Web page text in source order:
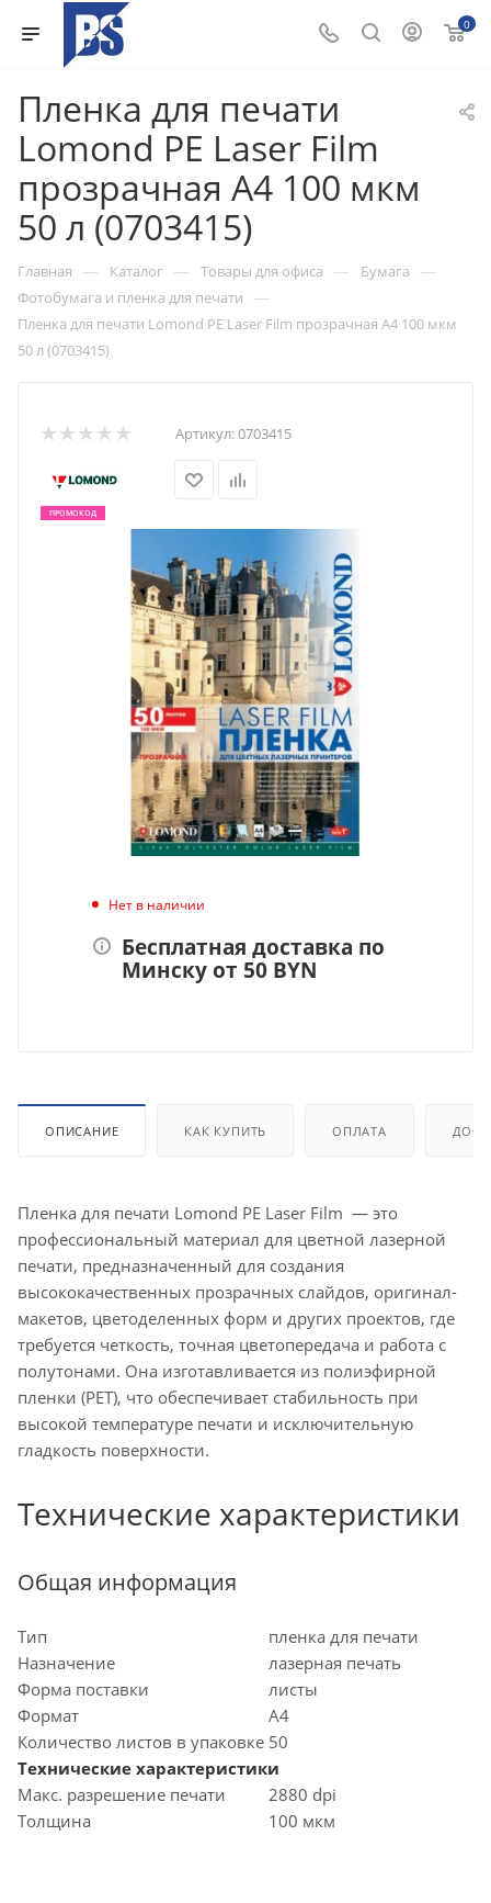
0
Пленка для печати
Lomond PE Laser Film
прозрачная А4 100 мкм
50 л (0703415)
Главная — Каталог — Товары для офиса — Бумага —
Фотобумага и пленка для печати —
Пленка для печати Lomond PE Laser Film прозрачная А4 100 мкм
50 л (0703415)
Артикул:0703415
ПРОМОКОД
Нет в наличии
Бесплатная доставка по
Минску от 50 BYN
ОПИСАНИЕ КАК КУПИТЬ ОПЛАТА
Пленка для печати Lomond PE Laser Film — это
профессиональный материал для цветной лазерной
печати, предназначенный для создания
высококачественных прозрачных слайдов, оригинал-
макетов, цветоделенных форм и других проектов, где
требуется четкость, точная цветопередача и работа с
полутонами. Она изготавливается из полиэфирной
пленки (PET), что обеспечивает стабильность при
высокой температуре печати и исключительную
гладкость поверхности.
Технические характеристики
Общая информация
Тип
пленка для печати
Назначение
лазерная печать
Форма поставки
листы
Формат
A4
Количество листов в упаковке 50
Технические характеристики
Макс. разрешение печати
2880 dpi
Толщина
100 мкм